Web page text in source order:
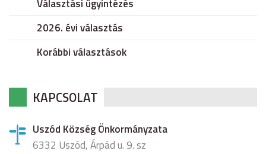
Választási ügyintézés
2026. évi választás
Korábbi választások
KAPCSOLAT
Uszód Község Önkormányzata
6332 Uszód, Árpád u. 9. sz